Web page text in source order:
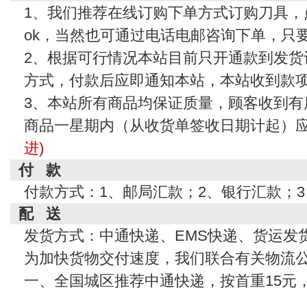
1、我们推荐在线订购下单方式订购刀具，
ok，当然也可通过电话电邮咨询下单，只
2、根据可行情况本站目前只开通款到发
方式，付款后应即通知本站，本站收到款
3、本站所有商品均保证质量，顾客收到
商品一星期内（从收货单签收日期计起）
进)
付 款
付款方式：1、邮局汇款；2、银行汇款；
配 送
发货方式：中通快递、EMS快递、货运发
为加快货物交付速度，我们联合有关物流
一、全国城区推荐中通快递，按首重15元